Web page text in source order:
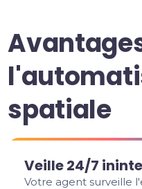
spatiale
Veille 24/7
Votre agent surveille